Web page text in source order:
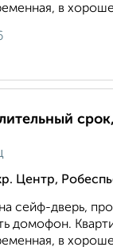
в
Центр,
сейф-дверь,
домофон.
в